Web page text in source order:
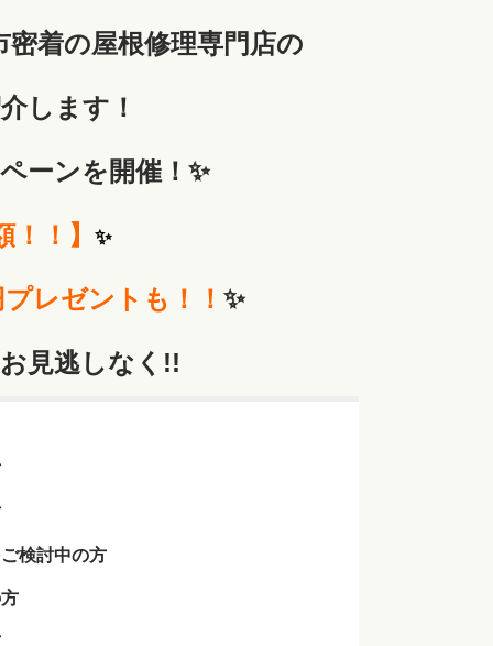
着の屋根修理専門店の
します！
ーンを開催！✨
！】 ✨
レゼントも！！ ✨
見逃しなく!!
検討中の方